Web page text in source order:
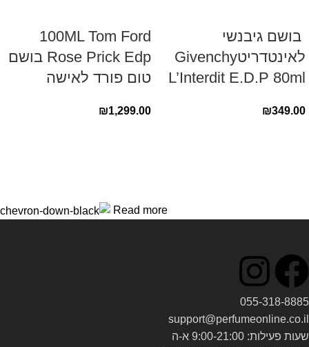
‏ בושם גיבנשי
לאינטדריטGivenchy
L’Interdit E.D.P 80ml ‏
₪349.00
100ML Tom Ford
Rose Prick Edp בושם
טום פורד לאישה
₪1,299.00
Read more
055-318-8885
support@perfumeonline.co.il
שעות פעילות: 9:00-21:00 א-ה